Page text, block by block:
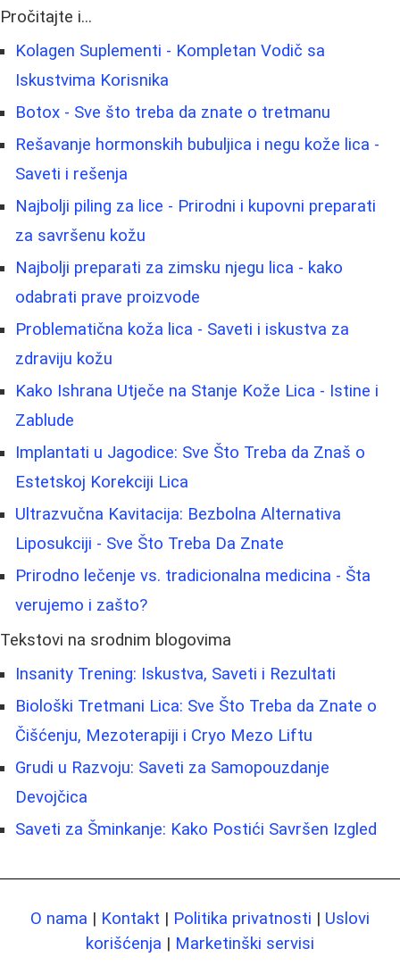
Pročitajte i...
Kolagen Suplementi - Kompletan Vodič sa
Iskustvima Korisnika
Botox - Sve što treba da znate o tretmanu
Rešavanje hormonskih bubuljica i negu kože lica -
Saveti i rešenja
Najbolji piling za lice - Prirodni i kupovni preparati
za savršenu kožu
Najbolji preparati za zimsku njegu lica - kako
odabrati prave proizvode
Problematična koža lica - Saveti i iskustva za
zdraviju kožu
Kako Ishrana Utječe na Stanje Kože Lica - Istine i
Zablude
Implantati u Jagodice: Sve Što Treba da Znaš o
Estetskoj Korekciji Lica
Ultrazvučna Kavitacija: Bezbolna Alternativa
Liposukciji - Sve Što Treba Da Znate
Prirodno lečenje vs. tradicionalna medicina - Šta
verujemo i zašto?
Tekstovi na srodnim blogovima
Insanity Trening: Iskustva, Saveti i Rezultati
Biološki Tretmani Lica: Sve Što Treba da Znate o
Čišćenju, Mezoterapiji i Cryo Mezo Liftu
Grudi u Razvoju: Saveti za Samopouzdanje
Devojčica
Saveti za Šminkanje: Kako Postići Savršen Izgled
O nama | Kontakt | Politika privatnosti | Uslovi
korišćenja | Marketinški servisi